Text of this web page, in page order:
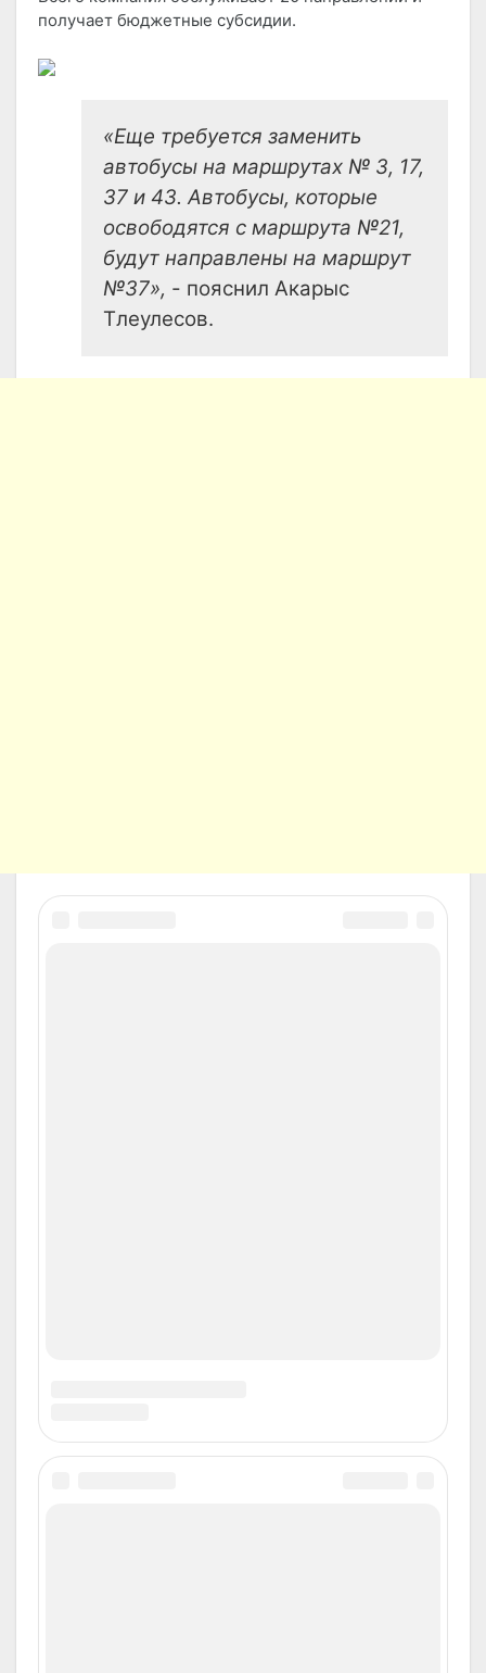
получает бюджетные субсидии.
«Еще требуется заменить
автобусы на маршрутах № 3, 17,
37 и 43. Автобусы, которые
освободятся с маршрута №21,
будут направлены на маршрут
№37», - пояснил Акарыс
Тлеулесов.